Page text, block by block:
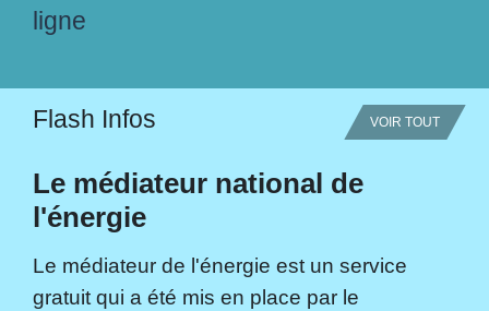
ligne
Flash Infos VOIR TOUT
Le médiateur national de
l'énergie
Le médiateur de l'énergie est un service
gratuit qui a été mis en place par le